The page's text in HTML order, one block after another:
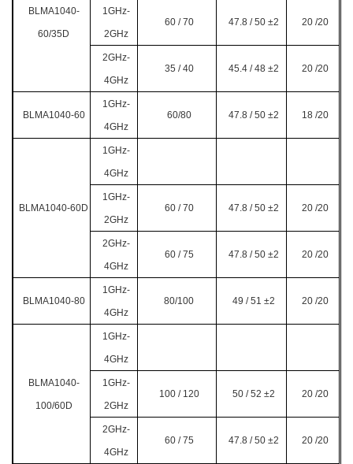
BLMA1040-
60/35D
1GHz-
2GHz
60 / 70 47.8 / 50 ±2 20 /20
2GHz-
4GHz
35 / 40 45.4 / 48 ±2 20 /20
BLMA1040-60
1GHz-
4GHz
60/80 47.8 / 50 ±2 18 /20
BLMA1040-60D
1GHz-
4GHz
1GHz-
2GHz
60 / 70 47.8 / 50 ±2 20 /20
2GHz-
4GHz
60 / 75 47.8 / 50 ±2 20 /20
BLMA1040-80
1GHz-
4GHz
80/100 49 / 51 ±2 20 /20
BLMA1040-
100/60D
1GHz-
4GHz
1GHz-
2GHz
100 / 120 50 / 52 ±2 20 /20
2GHz-
4GHz
60 / 75 47.8 / 50 ±2 20 /20